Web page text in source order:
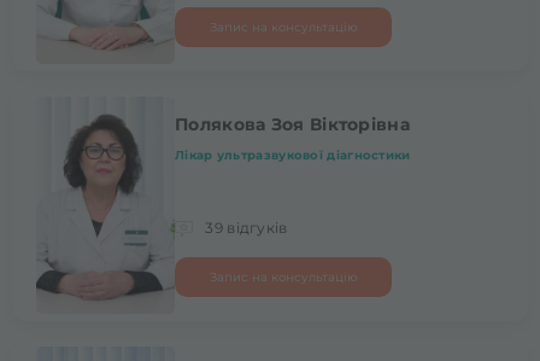
Запис на консультацію
Полякова Зоя Вікторівна
Лікар ультразвукової діагностики
39 відгуків
Запис на консультацію